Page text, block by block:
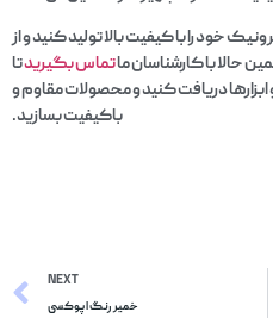
خود را با کیفیت بالا تولید کنید و از
حالا با کارشناسان ماتماسبگیریدتا
دریافت کنید و محصولات مقاوم و
باکیفیت بسازید.
NEXT
خمیر رنگ اپوکسی